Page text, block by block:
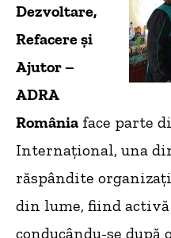
Dezvoltare,
Refacere și
Ajutor –
ADRA
România face parte
Internațional, una
răspândite
din lume, fiind
conducându-se după